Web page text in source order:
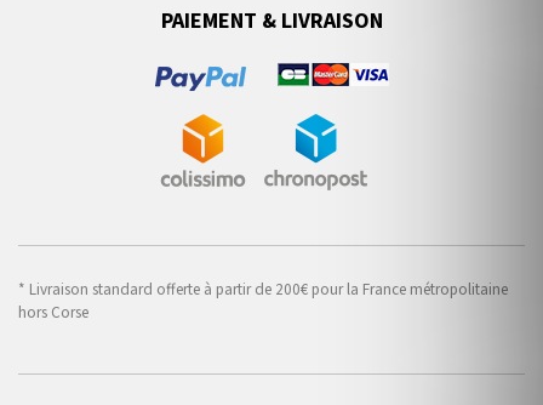
PAIEMENT & LIVRAISON
* Livraison standard offerte à partir de 200€ pour la France métropolitaine
hors Corse